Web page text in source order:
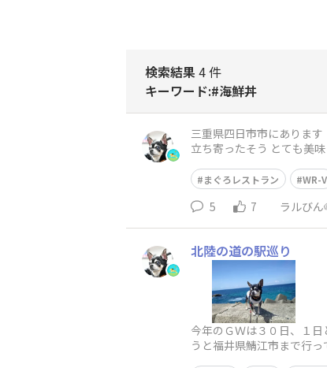
検索結果4 件
キーワード:#海鮮丼
三重県四日市市にあります『まぐろレ
まぐろレストラン WR-V
5 7 ラルびん
北陸の道の駅巡り
今年のＧＷは３０日、１
うと福井県鯖江市まで行